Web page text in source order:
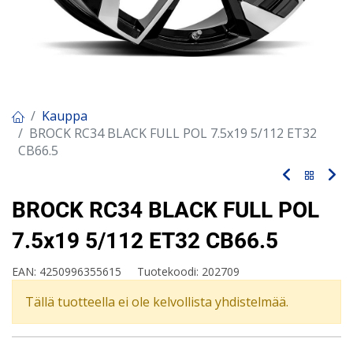
Kauppa
BROCK RC34 BLACK FULL POL 7.5x19 5/112 ET32
CB66.5
BROCK RC34 BLACK FULL POL
7.5x19 5/112 ET32 CB66.5
EAN: 4250996355615 Tuotekoodi: 202709
Tällä tuotteella ei ole kelvollista yhdistelmää.